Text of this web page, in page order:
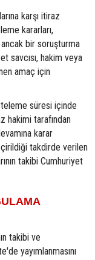
karşı itiraz
kararları,
bir soruşturma
savcısı, hakim veya
amaç için
süresi içinde
hakimi tarafından
karar
takdirde verilen
takibi Cumhuriyet
takibi ve
yayımlanmasını